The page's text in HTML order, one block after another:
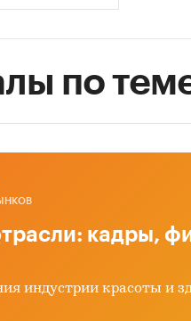
- low-
-
T-L,
RKD,
MARANI
по
кадры,
индустрии красоты и